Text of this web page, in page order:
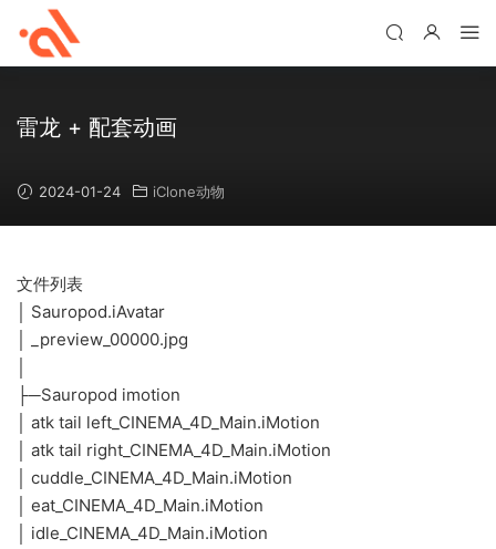
雷龙 + 配套动画
2024-01-24 iClone动物
文件列表
│ Sauropod.iAvatar
│ _preview_00000.jpg
├─Sauropod imotion
│ atk tail left_CINEMA_4D_Main.iMotion
│ atk tail right_CINEMA_4D_Main.iMotion
│ cuddle_CINEMA_4D_Main.iMotion
│ eat_CINEMA_4D_Main.iMotion
│ idle_CINEMA_4D_Main.iMotion